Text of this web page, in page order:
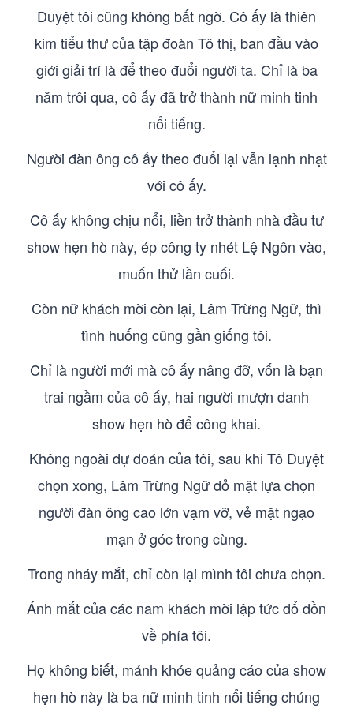
Duyệt tôi cũng không bất ngờ. Cô ấy là thiên
kim tiểu thư của tập đoàn Tô thị, ban đầu vào
giới giải trí là để theo đuổi người ta. Chỉ là ba
năm trôi qua, cô ấy đã trở thành nữ minh tinh
nổi tiếng.
Người đàn ông cô ấy theo đuổi lại vẫn lạnh nhạt
với cô ấy.
Cô ấy không chịu nổi, liền trở thành nhà đầu tư
show hẹn hò này, ép công ty nhét Lệ Ngôn vào,
muốn thử lần cuối.
Còn nữ khách mời còn lại, Lâm Trừng Ngữ, thì
tình huống cũng gần giống tôi.
Chỉ là người mới mà cô ấy nâng đỡ, vốn là bạn
trai ngầm của cô ấy, hai người mượn danh
show hẹn hò để công khai.
Không ngoài dự đoán của tôi, sau khi Tô Duyệt
chọn xong, Lâm Trừng Ngữ đỏ mặt lựa chọn
người đàn ông cao lớn vạm vỡ, vẻ mặt ngạo
mạn ở góc trong cùng.
Trong nháy mắt, chỉ còn lại mình tôi chưa chọn.
Ánh mắt của các nam khách mời lập tức đổ dồn
về phía tôi.
Họ không biết, mánh khóe quảng cáo của show
hẹn hò này là ba nữ minh tinh nổi tiếng chúng